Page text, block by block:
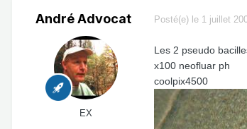
André Advocat
EX
Posté(e) le 1 juillet
Les 2 pseudo
x100 neofluar ph
coolpix4500